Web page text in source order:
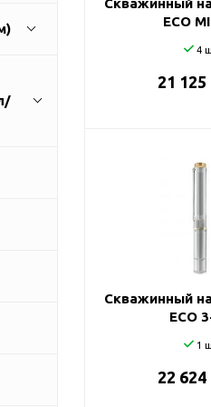
Скважинный
ECO
4
21 125
Скважинный
ECO
1
22 624